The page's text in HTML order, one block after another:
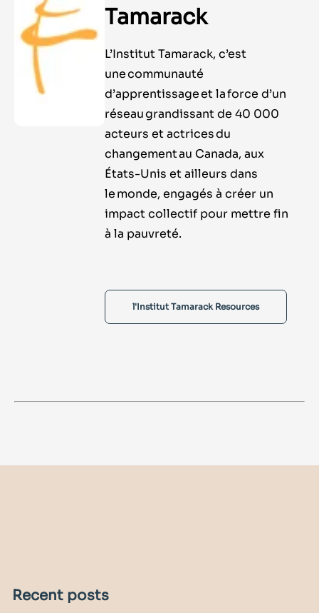
Tamarack
L’Institut Tamarack, c’est
une communauté
d’apprentissage et la force d’un
réseau grandissant de 40 000
acteurs et actrices du
changement au Canada, aux
États-Unis et ailleurs dans
le monde, engagés à créer un
impact collectif pour mettre fin
à la pauvreté.
l'Institut Tamarack Resources
Recent posts